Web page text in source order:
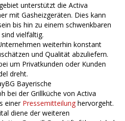
unterstützt die Activa
mit Gasheizgeräten. Dies kann
bis hin zu einem schwenkbaren
vielfältig.
weiterhin konstant
und Qualität abzuliefern.
um Privatkunden oder Kunden
dreht.
Bayerische
bei der Grillküche von Activa
einer Pressemitteilung hervorgeht.
diene der weiteren